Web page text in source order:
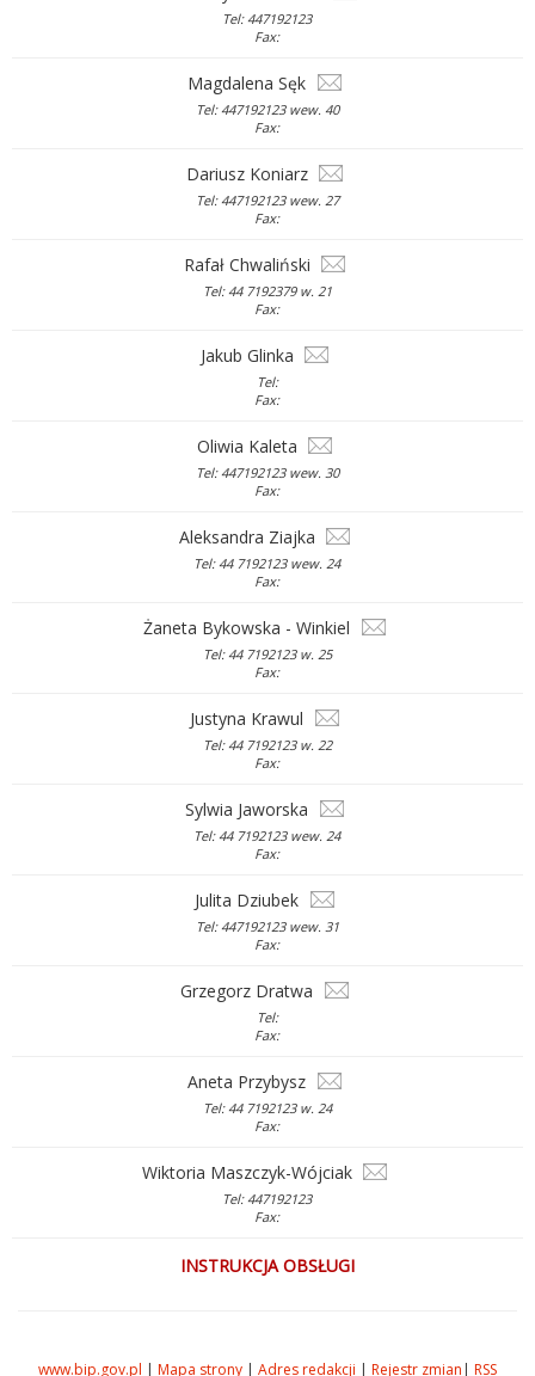
Tel: 447192123
Fax:
Magdalena Sęk
Tel: 447192123 wew. 40
Fax:
Dariusz Koniarz
Tel: 447192123 wew. 27
Fax:
Rafał Chwaliński
Tel: 44 7192379 w. 21
Fax:
Jakub Glinka
Tel:
Fax:
Oliwia Kaleta
Tel: 447192123 wew. 30
Fax:
Aleksandra Ziajka
Tel: 44 7192123 wew. 24
Fax:
Żaneta Bykowska - Winkiel
Tel: 44 7192123 w. 25
Fax:
Justyna Krawul
Tel: 44 7192123 w. 22
Fax:
Sylwia Jaworska
Tel: 44 7192123 wew. 24
Fax:
Julita Dziubek
Tel: 447192123 wew. 31
Fax:
Grzegorz Dratwa
Tel:
Fax:
Aneta Przybysz
Tel: 44 7192123 w. 24
Fax:
Wiktoria Maszczyk-Wójciak
Tel: 447192123
Fax:
INSTRUKCJA OBSŁUGI
www.bip.gov.pl | Mapa strony | Adres redakcji | Rejestr zmian | RSS